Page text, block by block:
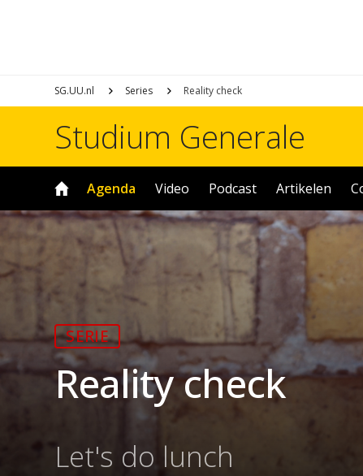
SG.UU.nl Series Reality check
Studium Generale
Agenda Video Podcast Artikelen
SERIE
Reality check
Let's do lunch